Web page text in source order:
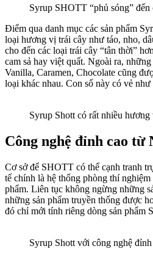
Syrup SHOTT “phủ sóng”
Điểm qua danh mục các sản phẩm
loại hương vị trái cây như táo, nho,
cho đến các loại trái cây “tân thời”
cam sả hay việt quất. Ngoài ra,
Vanilla, Caramen, Chocolate cũng
loại khác nhau. Con số này có vẻ
Syrup Shott có rất nhiều hương
Công nghệ đỉnh cao từ
Cơ sở để SHOTT có thể cạnh tranh
tế chính là hệ thống phòng thí
phẩm. Liên tục không ngừng những
những sản phẩm truyền thống được
đó chỉ mới tính riêng dòng sản phẩm
Syrup Shott với công nghệ